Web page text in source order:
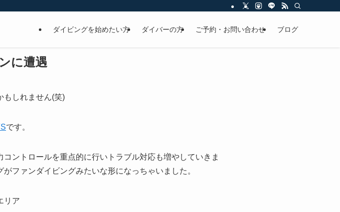
ダイビングを始めたい方 ダイバーの方 ご予約・お問い合わせ ブログ
に遭遇
もしれません(笑)
です。
コントロールを重点的に行いトラブル対応も増やしていきま
ファンダイビングみたいな形になっちゃいました。
リア